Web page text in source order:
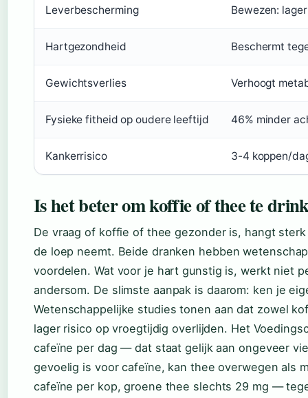
Leverbescherming Bewezen:
Hartgezondheid Beschermt
Gewichtsverlies Verhoogt
Fysieke fitheid op oudere leeftijd 46% minder
Kankerrisico 3-4 koppen/
Is het beter om koffie of thee te
De vraag of koffie of thee gezonder is, hangt
de loep neemt. Beide dranken hebben
voordelen. Wat voor je hart gunstig is, werkt niet
andersom. De slimste aanpak is daarom: ken je
Wetenschappelijke studies tonen aan dat zowel
lager risico op vroegtijdig overlijden. Het
cafeïne per dag — dat staat gelijk aan ongeveer
gevoelig is voor cafeïne, kan thee overwegen als
cafeïne per kop, groene thee slechts 29 mg —